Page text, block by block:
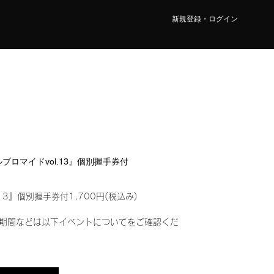
新規登録・ログイン
ロマイドvol.13』個別握手券付
』個別握手券付1,700円(税込み)
間などは以下イベントについてをご確認くだ